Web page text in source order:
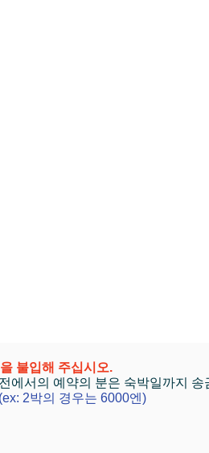
불입해 주십시오.
에서의 예약의 분은 숙박일까지
2박의 경우는 6000엔)